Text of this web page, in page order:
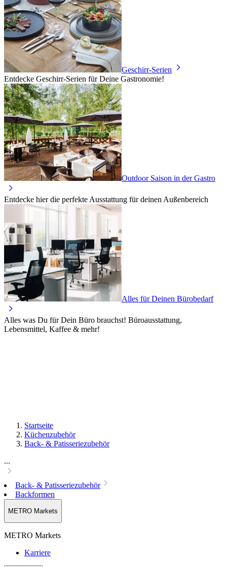
Geschirr-Serien
Entdecke Geschirr-Serien für Deine Gastronomie!
Outdoor Saison in der Gastro
Entdecke hier die perfekte Ausstattung für deinen Außenbereich
Alles für Deinen Bürobedarf
Alles was Du für Dein Büro brauchst! Büroausstattung,
Lebensmittel, Kaffee & mehr!
Startseite
Küchenzubehör
Back- & Patisseriezubehör
...
Back- & Patisseriezubehör
Backformen
METRO Markets
METRO Markets
Karriere